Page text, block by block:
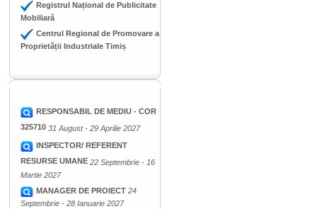
Registrul Național de Publicitate
Mobiliară
Centrul Regional de Promovare a
Proprietății Industriale Timiș
RESPONSABIL DE MEDIU - COR
325710 31 August - 29 Aprilie 2027
INSPECTOR/ REFERENT
RESURSE UMANE 22 Septembrie - 16
Martie 2027
MANAGER DE PROIECT 24
Septembrie - 28 Ianuarie 2027